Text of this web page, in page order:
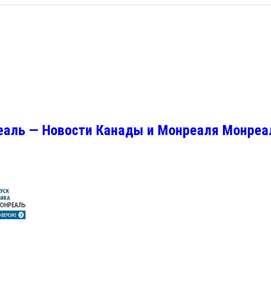
— Новости Канады и Монреаля